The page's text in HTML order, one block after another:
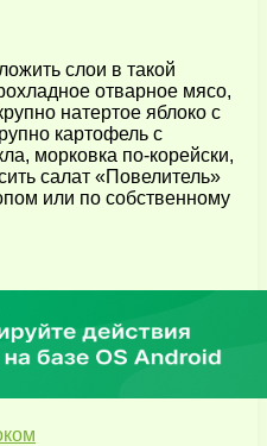
слои в такой
отварное мясо,
натертое яблоко с
картофель с
морковка по-корейски,
салат «Повелитель»
или по собственному